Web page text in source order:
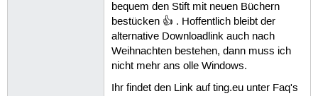
bequem den Stift mit neuen Büchern
bestücken 👍 . Hoffentlich bleibt der
alternative Downloadlink auch nach
Weihnachten bestehen, dann muss ich
nicht mehr ans olle Windows.
Ihr findet den Link auf ting.eu unter Faq's